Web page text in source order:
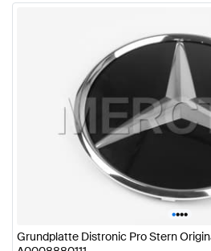
••••
Grundplatte Distronic Pro Stern